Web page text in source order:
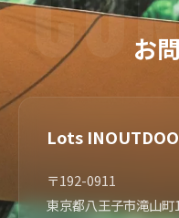
お
Lots
〒192-0911
東京都八王子市滝山